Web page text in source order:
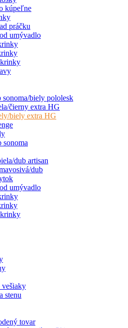
kúpeľne
práčku
umývadlo
sonoma/biely pololesk
čierny extra HG
biely extra HG
sonoma
dub artisan
dub
umývadlo
vešiaky
stenu
tovar